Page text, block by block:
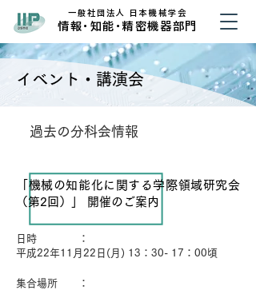
​一般社団法人 日本機械学会
​情報・ 知能・精密機器部門
イベント・講演会
​過去の分科会情報
「機械の知能化に関する学際領域研究会
（第2回）」 開催のご案内
​日時 ：
平成22年11月22日(月) 13：30- 17：00頃
​集合場所 ：